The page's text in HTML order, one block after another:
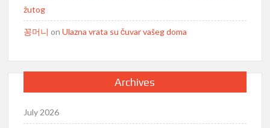
žutog
꽁머니 onUlazna vrata su čuvar vašeg doma
Archives
July 2026